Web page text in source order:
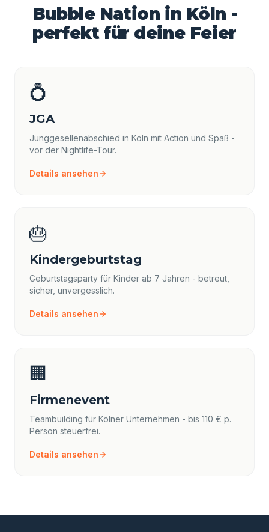
Bubble Nation in Köln -
perfekt für deine Feier
💍
JGA
Junggesellenabschied in Köln mit Action und Spaß -
vor der Nightlife-Tour.
Details ansehen
🎂
Kindergeburtstag
Geburtstagsparty für Kinder ab 7 Jahren - betreut,
sicher, unvergesslich.
Details ansehen
🏢
Firmenevent
Teambuilding für Kölner Unternehmen - bis 110 € p.
Person steuerfrei.
Details ansehen